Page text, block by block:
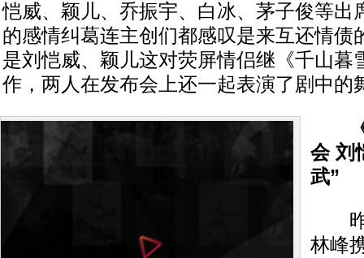
恺威、颖儿、乔振宇、白冰、茅子俊等出
的感情纠葛连主创们都感叹是来互还情债
是刘恺威、颖儿这对荧屏情侣继《千山暮
作，两人在发布会上还一起表演了剧中的
《
会 刘
武”
昨
林峰